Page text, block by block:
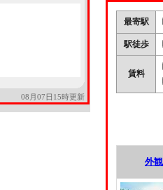
08月07日15時更新
最寄駅
駅徒歩
賃料
外観